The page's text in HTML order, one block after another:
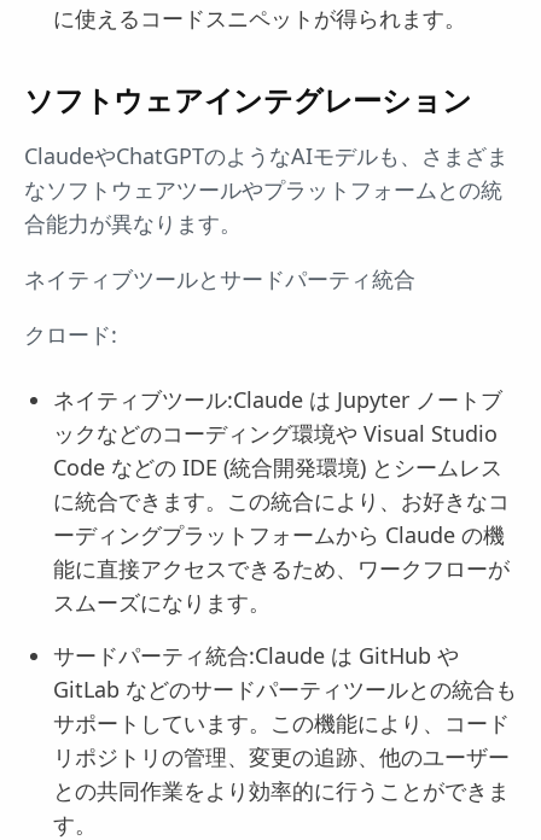
に使えるコードスニペットが得られます。
ソフトウェアインテグレーション
ClaudeやChatGPTのようなAIモデルも、さまざま
なソフトウェアツールやプラットフォームとの統
合能力が異なります。
ネイティブツールとサードパーティ統合
クロード:
ネイティブツール:Claude は Jupyter ノートブ
ックなどのコーディング環境や Visual Studio
Code などの IDE (統合開発環境) とシームレス
に統合できます。この統合により、お好きなコ
ーディングプラットフォームから Claude の機
能に直接アクセスできるため、ワークフローが
スムーズになります。
サードパーティ統合:Claude は GitHub や
GitLab などのサードパーティツールとの統合も
サポートしています。この機能により、コード
リポジトリの管理、変更の追跡、他のユーザー
との共同作業をより効率的に行うことができま
す。